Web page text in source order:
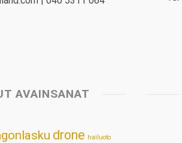
AVAINSANAT
drone hailuoto